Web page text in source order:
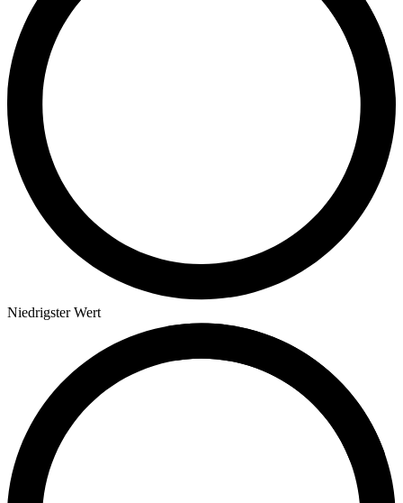
Niedrigster Wert